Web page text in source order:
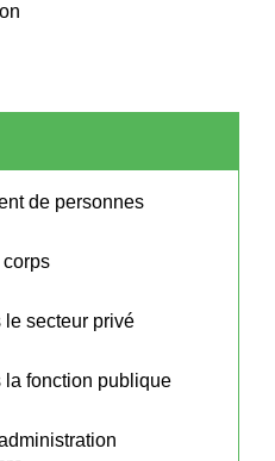
de personnes
corps
secteur privé
fonction publique